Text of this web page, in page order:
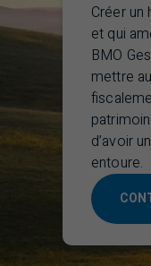
Créer
et qui
BMO
mettre
d’avoir
entoure.